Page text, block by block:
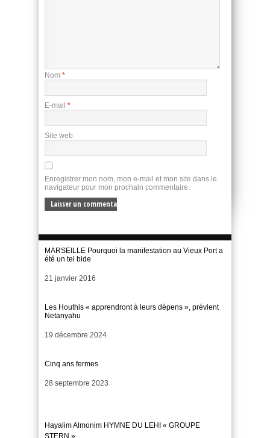
Nom *
E-mail *
Site web
Enregistrer mon nom, mon e-mail et mon site dans le
navigateur pour mon prochain commentaire.
MARSEILLE Pourquoi la manifestation au Vieux Port a
été un tel bide
Date
21 janvier 2016
Les Houthis « apprendront à leurs dépens », prévient
Netanyahu
Date
19 décembre 2024
Cinq ans fermes
Date
28 septembre 2023
Hayalim Almonim HYMNE DU LEHI « GROUPE
STERN »